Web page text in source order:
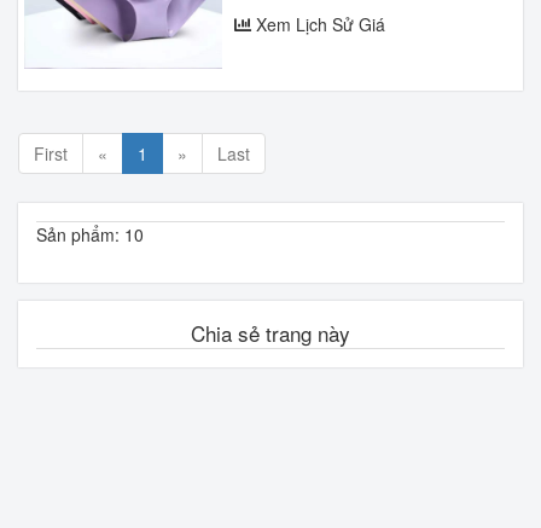
Xem Lịch Sử Giá
First « 1 » Last
Sản phẩm: 10
Chia sẻ trang này